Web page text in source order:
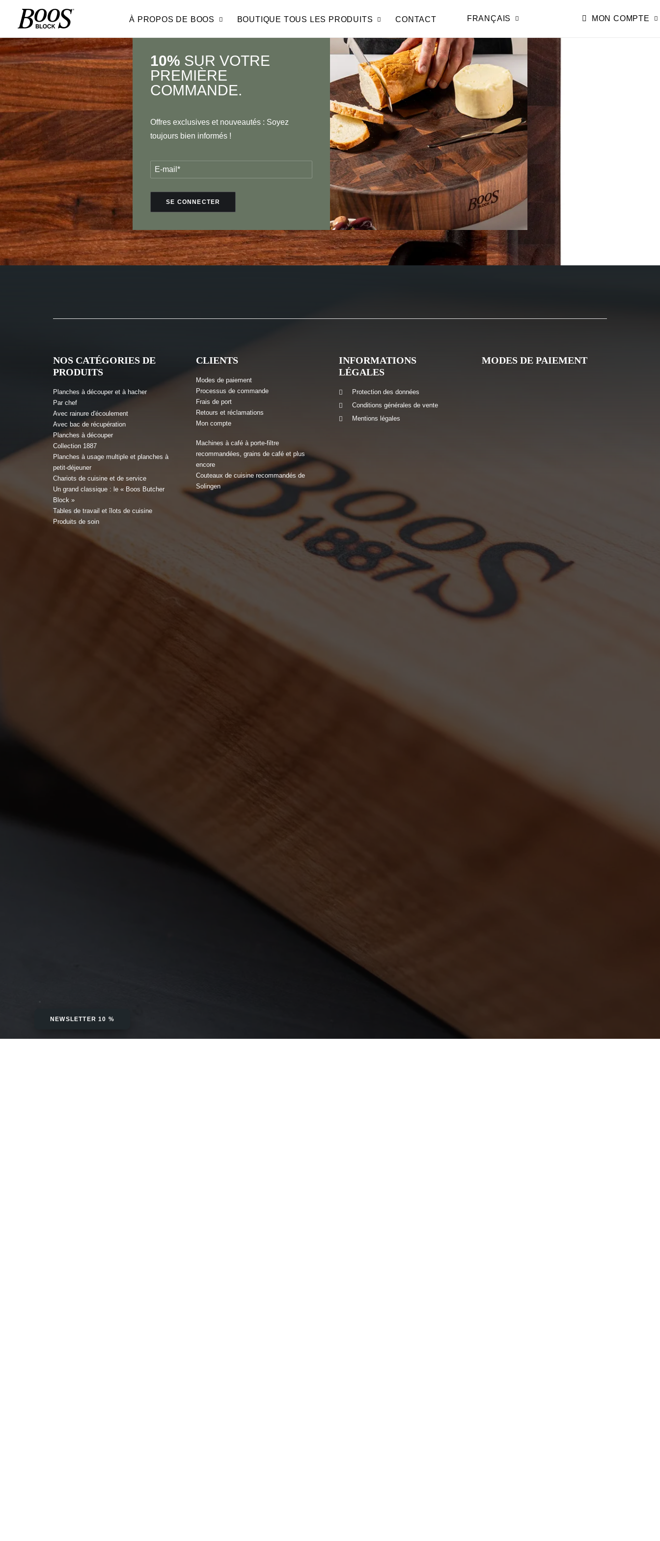
À PROPOS DE BOOS BOUTIQUE TOUS LES PRODUITS CONTACT FRANÇAIS MON COMPTE
10% SUR VOTRE
PREMIÈRE
COMMANDE.
Offres exclusives et nouveautés : Soyez
toujours bien informés !
NEWSLETTER 10 %
NOS CATÉGORIES DE
PRODUITS
Planches à découper et à hacher
Par chef
Avec rainure d'écoulement
Avec bac de récupération
Planches à découper
Collection 1887
Planches à usage multiple et planches à
petit-déjeuner
Chariots de cuisine et de service
Un grand classique : le « Boos Butcher
Block »
Tables de travail et îlots de cuisine
Produits de soin
CLIENTS
Modes de paiement
Processus de commande
Frais de port
Retours et réclamations
Mon compte
Machines à café à porte-filtre
recommandées, grains de café et plus
encore
Couteaux de cuisine recommandés de
Solingen
INFORMATIONS
LÉGALES
Protection des données
Conditions générales de vente
Mentions légales
MODES DE PAIEMENT